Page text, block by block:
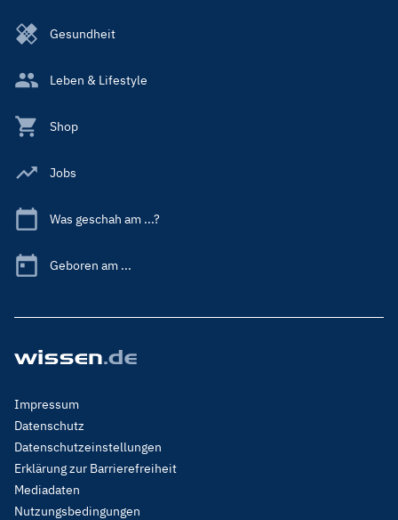
Gesundheit
Leben & Lifestyle
Shop
Jobs
Was geschah am ...?
Geboren am ...
Footer
Menu
Legal
Impressum
Datenschutz
Datenschutzeinstellungen
Erklärung zur Barrierefreiheit
Mediadaten
Nutzungsbedingungen